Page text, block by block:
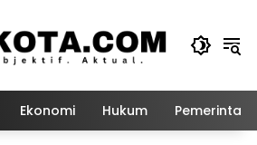
Ekonomi Hukum